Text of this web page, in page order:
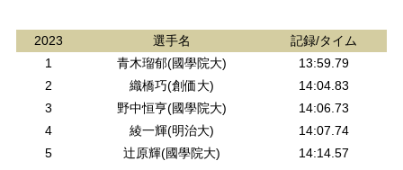
2023 選手名
記録/タイム
1
青木瑠郁(國學院大)
13:59.79
2
織橋巧(創価大)
14:04.83
3
野中恒亨(國學院大)
14:06.73
4
綾一輝(明治大)
14:07.74
5
辻原輝(國學院大) 14:14.57